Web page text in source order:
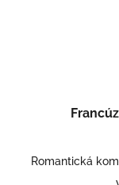
Romantická